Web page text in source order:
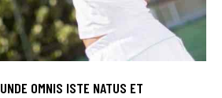
OMNIS ISTE NATUS ET